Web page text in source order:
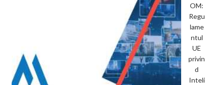
OM:
Regu
lame
ntul
UE
privin
d
Inteli